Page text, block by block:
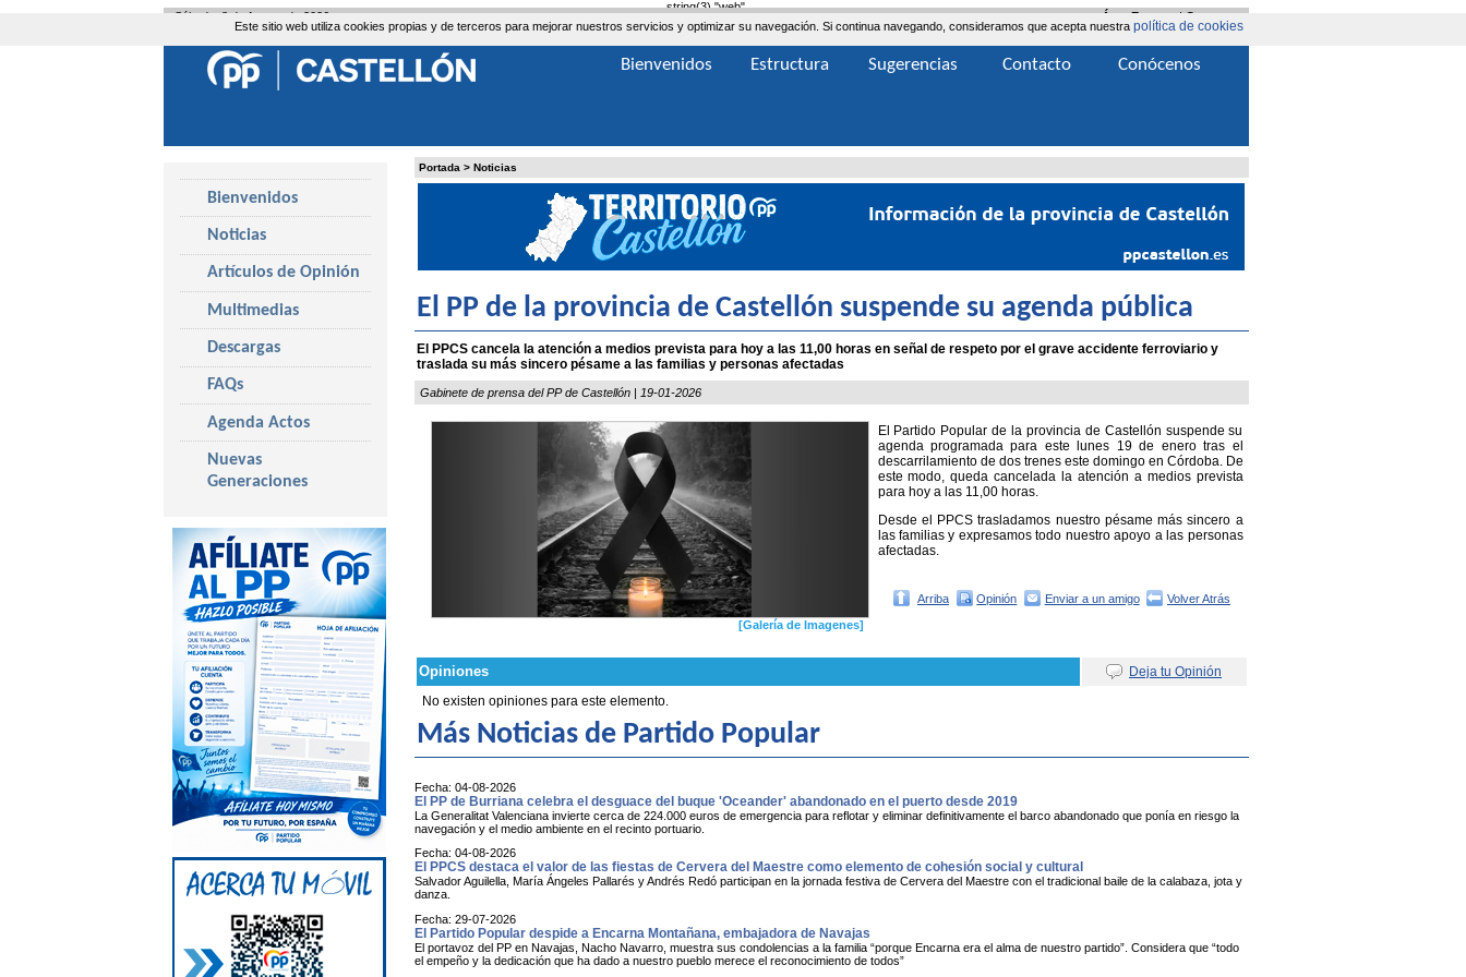
string(3) "web"
Este sitio web utiliza cookies propias y de terceros para mejorar nuestros servicios y optimizar su navegación. Si continua navegando, consideramos que acepta nuestra política de cookies
Portada > Noticias
El PP de la provincia de Castellón suspende su agenda pública
El PPCS cancela la atención a medios prevista para hoy a las 11,00 horas en señal de respeto por el grave accidente ferroviario y
traslada su más sincero pésame a las familias y personas afectadas
Gabinete de prensa del PP de Castellón | 19-01-2026
[Galería de Imagenes]
El Partido Popular de la provincia de Castellón suspende su
agenda programada para este lunes 19 de enero tras el
descarrilamiento de dos trenes este domingo en Córdoba. De
este modo, queda cancelada la atención a medios prevista
para hoy a las 11,00 horas.
Desde el PPCS trasladamos nuestro pésame más sincero a
las familias y expresamos todo nuestro apoyo a las personas
afectadas.
Opiniones
Deja tu Opinión
No existen opiniones para este elemento.
Arriba Opinión Enviar a un amigo Volver Atrás
Más Noticias de Partido Popular
Fecha: 04-08-2026
El PP de Burriana celebra el desguace del buque 'Oceander' abandonado en el puerto desde 2019
La Generalitat Valenciana invierte cerca de 224.000 euros de emergencia para reflotar y eliminar definitivamente el barco abandonado que ponía en riesgo la
navegación y el medio ambiente en el recinto portuario.
Fecha: 04-08-2026
El PPCS destaca el valor de las fiestas de Cervera del Maestre como elemento de cohesión social y cultural
Salvador Aguilella, María Ángeles Pallarés y Andrés Redó participan en la jornada festiva de Cervera del Maestre con el tradicional baile de la calabaza, jota y
danza.
Fecha: 29-07-2026
El Partido Popular despide a Encarna Montañana, embajadora de Navajas
El portavoz del PP en Navajas, Nacho Navarro, muestra sus condolencias a la familia “porque Encarna era el alma de nuestro partido”. Considera que “todo
el empeño y la dedicación que ha dado a nuestro pueblo merece el reconocimiento de todos”
Bienvenidos
Noticias
Artículos de Opinión
Multimedias
Descargas
FAQs
Agenda Actos
Nuevas
Generaciones
Sábado, 8 de Agosto de 2026 |Contacta
Área Extranet
Bienvenidos Estructura Sugerencias Contacto Conócenos